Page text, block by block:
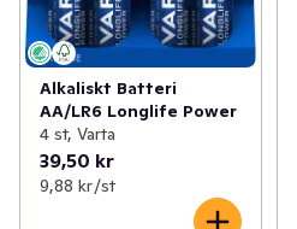
Alkaliskt Batteri
AA/LR6 Longlife Power
4 st, Varta
39,50 kr
9,88 kr /st